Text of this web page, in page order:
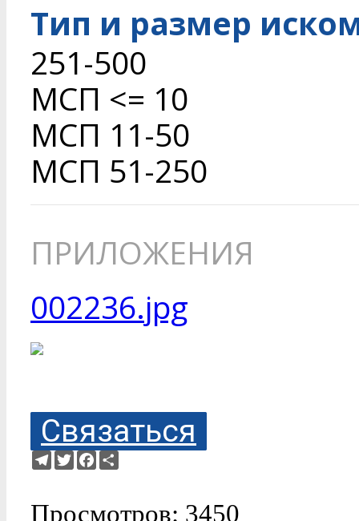
Тип и размер
251-500
МСП <= 10
МСП 11-50
МСП 51-250
ПРИЛОЖЕНИЯ
002236.jpg
Связаться
Telegram
TwitterFacebook
Просмотров: 3450